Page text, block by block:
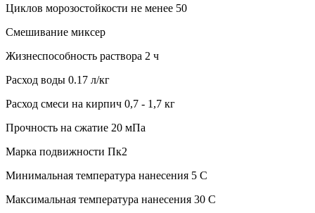
Циклов морозостойкости не менее 50
Смешивание миксер
Жизнеспособность раствора 2 ч
Расход воды 0.17 л/кг
Расход смеси на кирпич 0,7 - 1,7 кг
Прочность на сжатие 20 мПа
Марка подвижности Пк2
Минимальная температура нанесения 5 C
Максимальная температура нанесения 30 C